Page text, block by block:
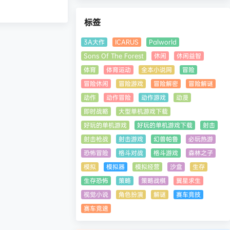
标签
3A大作 ICARUS
Palworld
Sons Of The Forest
休闲
休闲益智
体育
体育运动 全本小说网
冒险
冒险休闲
冒险游戏 冒险解密
冒险解谜
动作
动作冒险 动作游戏
动漫
即时战略
大型单机游戏下载
好玩的单机游戏
好玩的单机游戏下载
射击
射击枪战
射击游戏 幻兽帕鲁
必玩热游
恐怖冒险
格斗对战 格斗游戏
森林之子
模拟
模拟器 模拟经营 沙盒
生存
生存恐怖
策略 策略战棋
翼星求生
视觉小说
角色扮演 解谜
赛车竞技
赛车竞速